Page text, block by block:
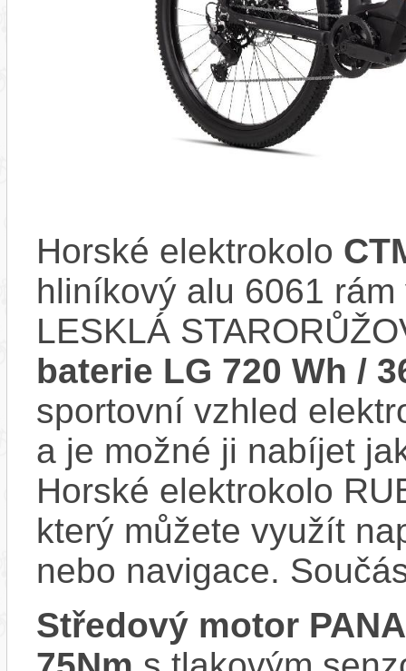
Horské elektrokolo
hliníkový alu 6061
LESKLÁ
baterie LG 720 Wh /
sportovní vzhled
a je možné ji nabíjet
Horské elektrokolo
který můžete využít
nebo navigace.
Středový motor